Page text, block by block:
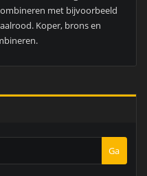
met bijvoorbeeld
Koper, brons en
Ga